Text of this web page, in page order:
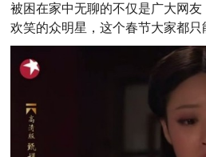
被困在家中无聊的不仅是广大网
欢笑的众明星，这个春节大家都只